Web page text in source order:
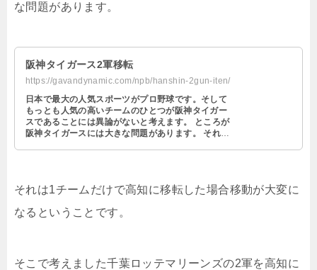
な問題があります。
阪神タイガース2軍移転
https://gavandynamic.com/npb/hanshin-2gun-iten/
日本で最大の人気スポーツがプロ野球です。そして
もっとも人気の高いチームのひとつが阪神タイガー
スであることには異論がないと考えます。 ところが
阪神タイガースには大きな問題があります。 それは
それは1チームだけで高知に移転した場合移動が大変に
なるということです。
そこで考えました千葉ロッテマリーンズの2軍を高知に